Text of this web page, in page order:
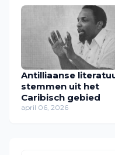
Antilliaanse
stemmen uit het
Caribisch gebied
april 06, 2026